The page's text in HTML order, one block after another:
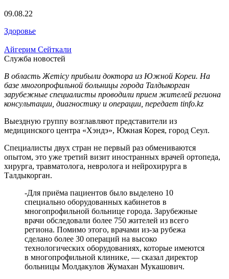
09.08.22
Здоровье
Айгерим Сейткали
Служба новостей
В область Жетісу прибыли доктора из Южной Кореи. На
базе многопрофильной больницы города Талдыкорган
зарубежные специалисты проводили прием жителей региона
консультации, диагностику и операции, передает tinfo.kz
Выездную группу возглавляют представители из
медицинского центра «Хэндэ», Южная Корея, город Сеул.
Специалисты двух стран не первый раз обмениваются
опытом, это уже третий визит иностранных врачей ортопеда,
хирурга, травматолога, невролога и нейрохирурга в
Талдыкорган.
-Для приёма пациентов было выделено 10
специально оборудованных кабинетов в
многопрофильной больнице города. Зарубежные
врачи обследовали более 750 жителей из всего
региона. Помимо этого, врачами из-за рубежа
сделано более 30 операций на высоко
технологических оборудованиях, которые имеются
в многопрофильной клинике, — сказал директор
больницы Молдакулов Жумахан Мукашович.